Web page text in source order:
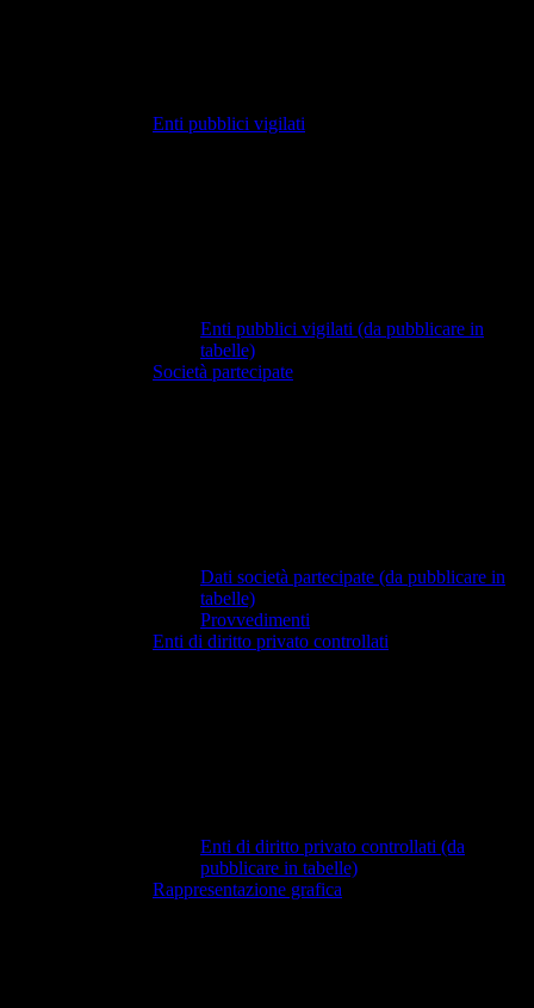
Enti pubblici vigilati
Enti pubblici vigilati (da pubblicare in
tabelle)
Società partecipate
Dati società partecipate (da pubblicare in
tabelle)
Provvedimenti
Enti di diritto privato controllati
Enti di diritto privato controllati (da
pubblicare in tabelle)
Rappresentazione grafica